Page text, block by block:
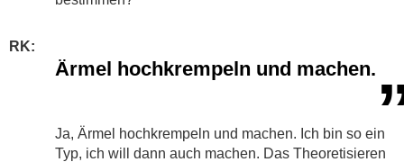
RK:
Ärmel hochkrempeln und machen.
Ja, Ärmel hochkrempeln und machen. Ich bin so ein
Typ, ich will dann auch machen. Das Theoretisieren